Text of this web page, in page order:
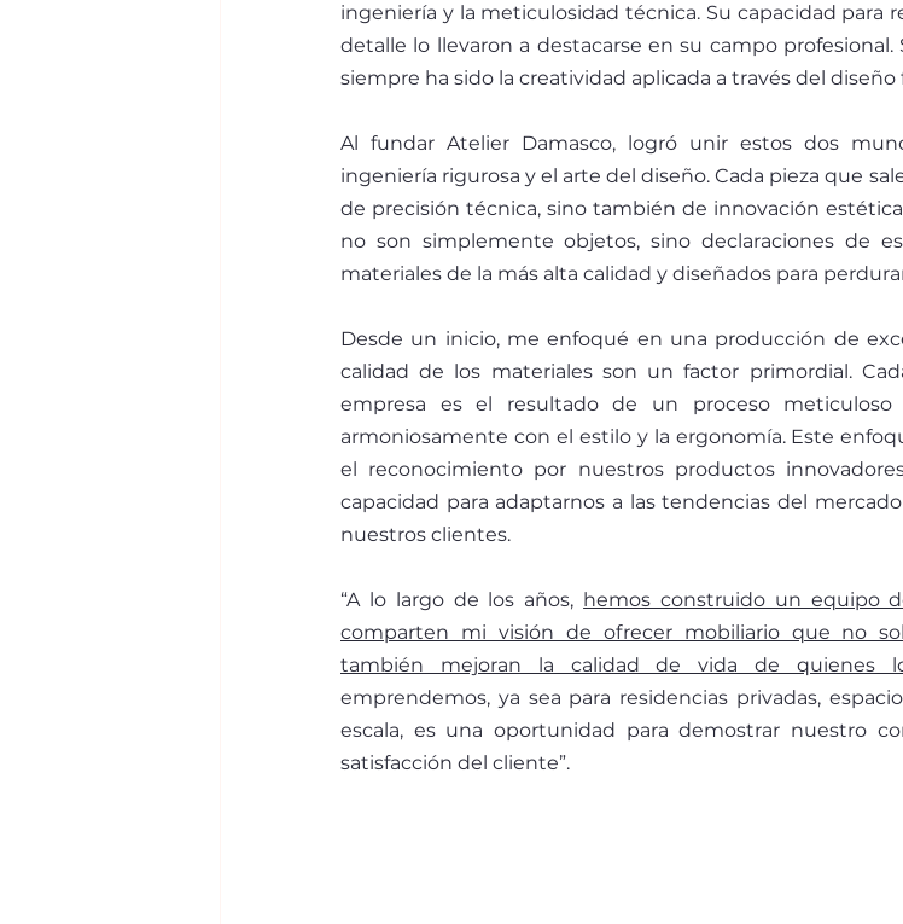
ingeniería y la meticulosidad técnica. Su capacidad para
detalle lo llevaron a destacarse en su campo
siempre ha sido la creatividad aplicada a través del
Al fundar Atelier Damasco, logró unir estos dos
ingeniería rigurosa y el arte del diseño. Cada pieza que
de precisión técnica, sino también de innovación
no son simplemente objetos, sino declaraciones de
materiales de la más alta calidad y diseñados para
Desde un inicio, me enfoqué en una producción de
calidad de los materiales son un factor primordial.
empresa es el resultado de un proceso
armoniosamente con el estilo y la ergonomía. Este
el reconocimiento por nuestros productos
capacidad para adaptarnos a las tendencias del
nuestros clientes.
“A lo largo de los años, hemos construido un equipo
comparten mi visión de ofrecer mobiliario que no
también mejoran la calidad de vida de quienes
emprendemos, ya sea para residencias privadas,
escala, es una oportunidad para demostrar nuestro
satisfacción del cliente”.